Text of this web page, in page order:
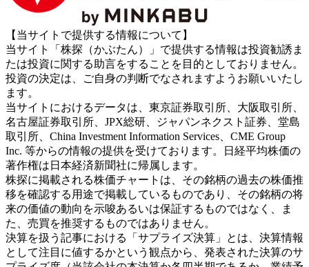
【当サイトで提供する情報について】
当サイト「株探（かぶたん）」で提供する情報は投資勧誘ま
たは投資に関する助言をすることを目的としておりません。
投資の決定は、ご自身の判断でなされますようお願いいたし
ます。
当サイトにおけるデータは、東京証券取引所、大阪取引所、
名古屋証券取引所、JPX総研、ジャパンネクスト証券、堂島
取引所、China Investment Information Services、CME Group
Inc. 等からの情報の提供を受けております。日経平均株価の
著作権は日本経済新聞社に帰属します。
株探に掲載される株価チャートは、その銘柄の過去の株価推
移を確認する用途で掲載しているものであり、その銘柄の将
来の価値の動向を示唆あるいは保証するものではなく、ま
た、売買を推奨するものではありません。
決算を扱う記事における「サプライズ決算」とは、決算情報
として注目に値するかという観点から、発表された決算のサ